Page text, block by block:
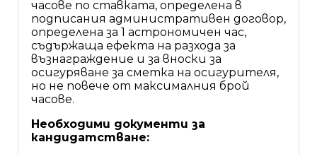
часове по ставката, определена в
подписания административен договор,
определена за 1 астрономичен час,
съдържаща ефекта на разхода за
възнаграждение и за вноски за
осигуряване за сметка на осигурителя,
но не повече от максималния брой
часове.
Необходими документи за
кандидатстване: